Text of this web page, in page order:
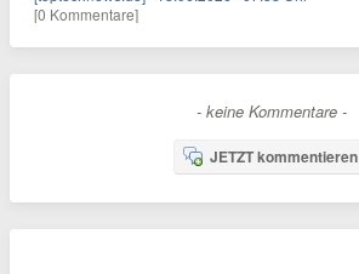
[0 Kommentare]
- keine Kommentare -
JETZT kommentieren